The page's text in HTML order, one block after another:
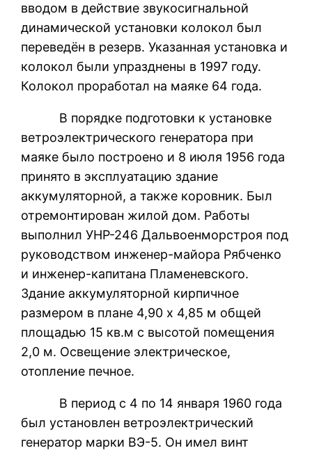
вводом в действие звукосигнальной
динамической установки колокол был
переведён в резерв. Указанная установка и
колокол были упразднены в 1997 году.
Колокол проработал на маяке 64 года.
В порядке подготовки к установке
ветроэлектрического генератора при
маяке было построено и 8 июля 1956 года
принято в эксплуатацию здание
аккумуляторной, а также коровник. Был
отремонтирован жилой дом. Работы
выполнил УНР-246 Дальвоенморстроя под
руководством инженер-майора Рябченко
и инженер-капитана Пламеневского.
Здание аккумуляторной кирпичное
размером в плане 4,90 х 4,85 м общей
площадью 15 кв.м с высотой помещения
2,0 м. Освещение электрическое,
отопление печное.
В период с 4 по 14 января 1960 года
был установлен ветроэлектрический
генератор марки ВЭ-5. Он имел винт